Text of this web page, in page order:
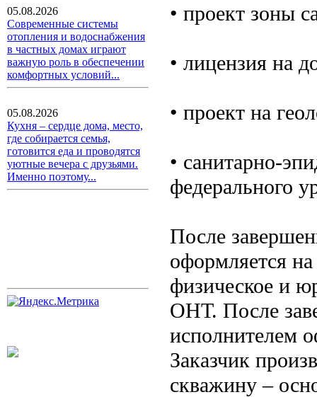
05.08.2026
Современные системы
отопления и водоснабжения
в частных домах играют
важную роль в обеспечении
комфортных условий...
05.08.2026
Кухня – сердце дома, место,
где собирается семья,
готовится еда и проводятся
уютные вечера с друзьями.
Именно поэтому...
• проект зоны
• лицензия на
• проект на
• санитарно-
федерального
После
оформляется
физическое и
ОНТ. После
исполнителем
Заказчик
скважину –